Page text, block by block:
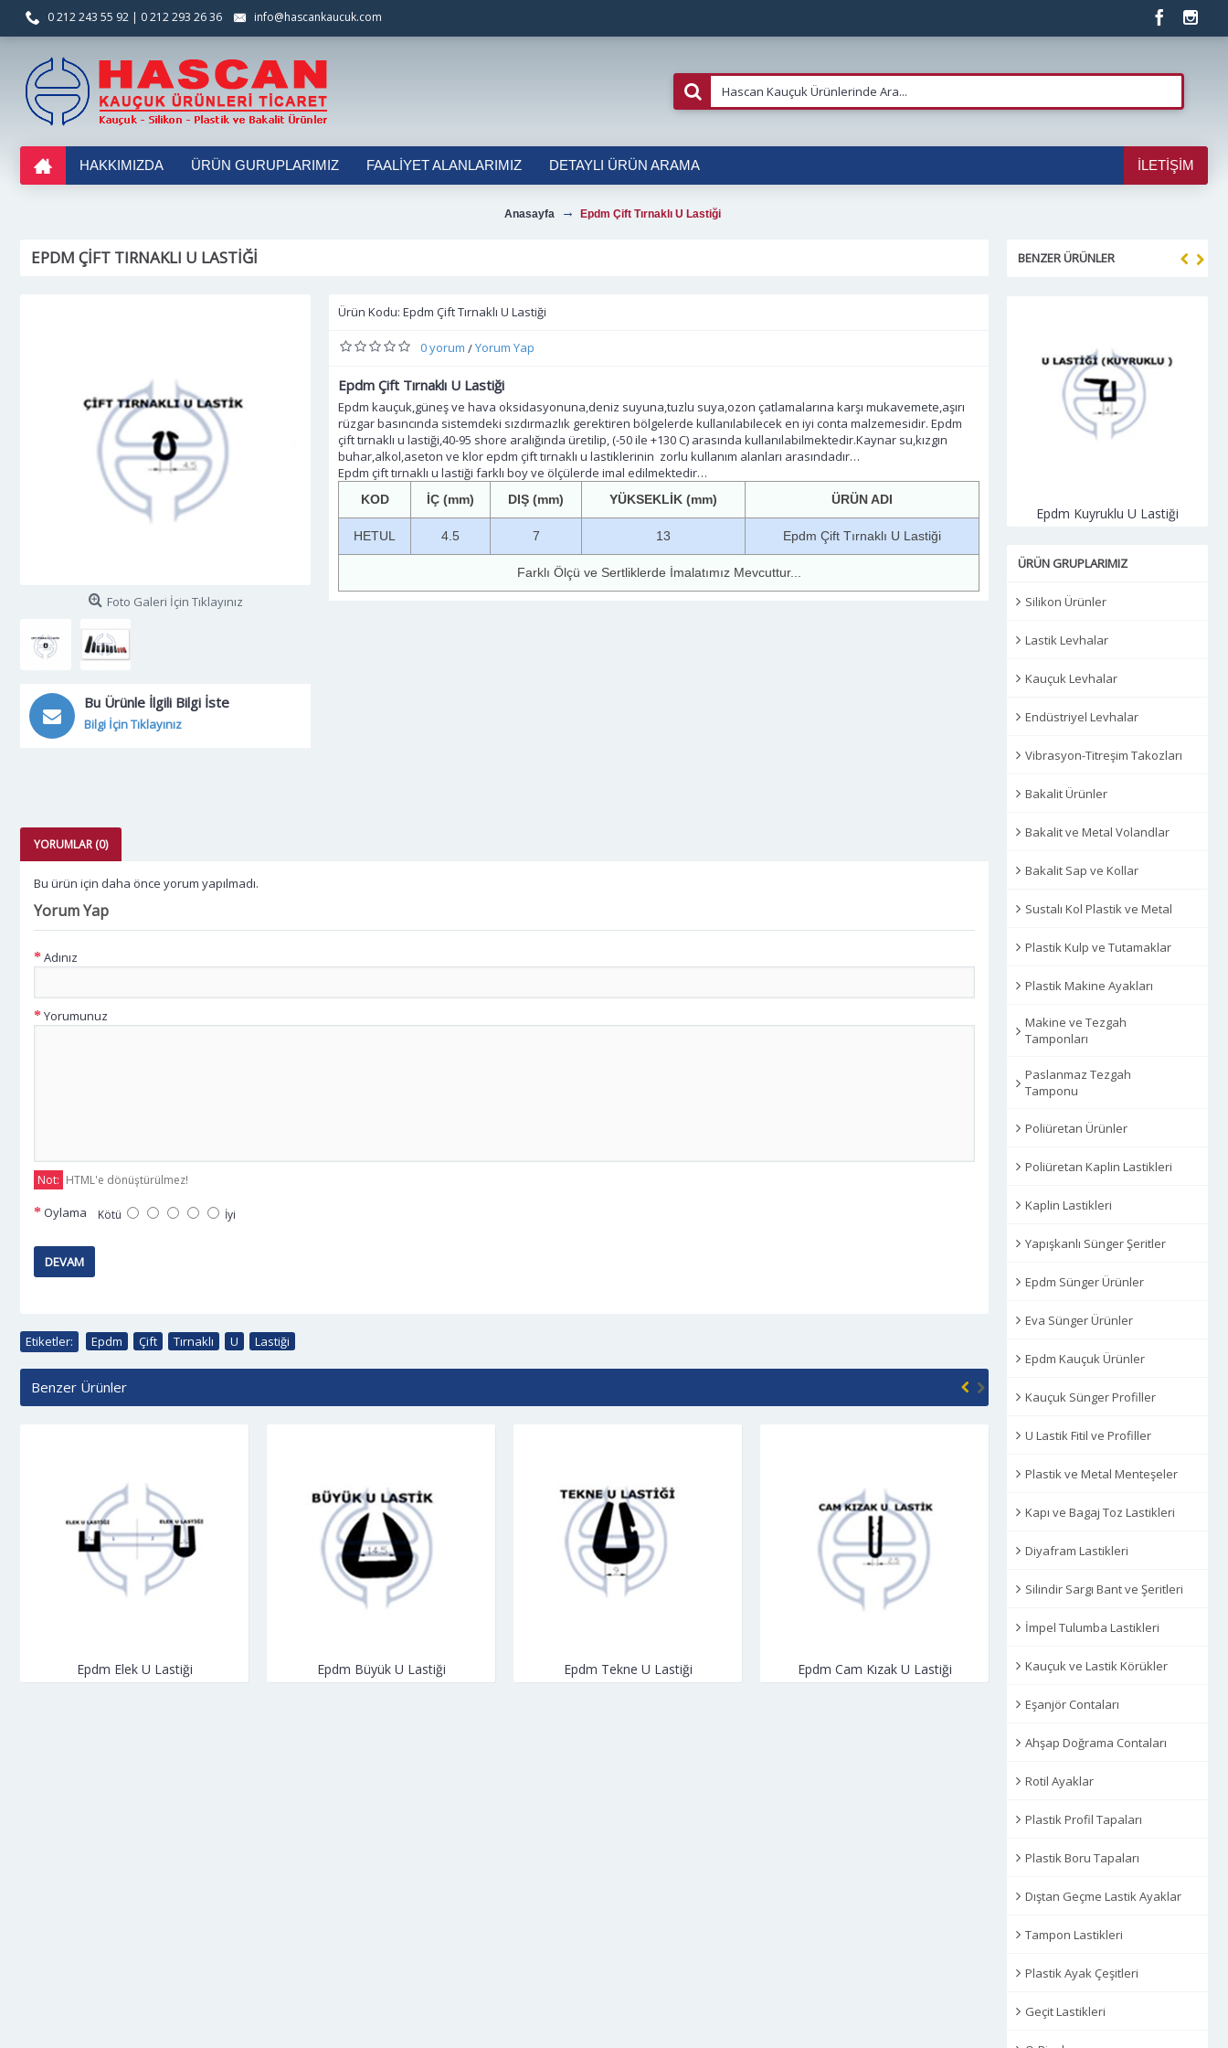
0 212 243 55 92 | 0 212 293 26 36 info@hascankaucuk.com
HAKKIMIZDA ÜRÜN GURUPLARIMIZ FAALIYET ALANLARIMIZ DETAYLI ÜRÜN ARAMA İLETIŞIM
Anasayfa Epdm Çift Tırnaklı U Lastiği
BENZER ÜRÜNLER
Epdm Pano U Lastiği Epdm Kuyruklu U Lastiği
ÜRÜN GRUPLARIMIZ
Silikon Ürünler
Lastik Levhalar
Kauçuk Levhalar
Endüstriyel Levhalar
Vibrasyon-Titreşim Takozları
Bakalit Ürünler
Bakalit ve Metal Volandlar
Bakalit Sap ve Kollar
Sustalı Kol Plastik ve Metal
Plastik Kulp ve Tutamaklar
Plastik Makine Ayakları
Makine ve Tezgah
Tamponları
Paslanmaz Tezgah
Tamponu
Poliüretan Ürünler
Poliüretan Kaplin Lastikleri
Kaplin Lastikleri
Yapışkanlı Sünger Şeritler
Epdm Sünger Ürünler
Eva Sünger Ürünler
Epdm Kauçuk Ürünler
Kauçuk Sünger Profiller
U Lastik Fitil ve Profiller
Plastik ve Metal Menteşeler
Kapı ve Bagaj Toz Lastikleri
Diyafram Lastikleri
Silindir Sargı Bant ve Şeritleri
İmpel Tulumba Lastikleri
Kauçuk ve Lastik Körükler
Eşanjör Contaları
Ahşap Doğrama Contaları
Rotil Ayaklar
Plastik Profil Tapaları
Plastik Boru Tapaları
Dıştan Geçme Lastik Ayaklar
Tampon Lastikleri
Plastik Ayak Çeşitleri
Geçit Lastikleri
EPDM ÇIFT TIRNAKLI U LASTIĞI
Foto Galeri İçin Tıklayınız
Bu Ürünle İlgili Bilgi İste
Bilgi İçin Tıklayınız
Ürün Kodu: Epdm Çift Tırnaklı U Lastiği
0 yorum /Yorum Yap
Epdm Çift Tırnaklı U Lastiği
Epdm kauçuk,güneş ve hava oksidasyonuna,deniz suyuna,tuzlu suya,ozon çatlamalarına karşı mukavemete,aşırı
rüzgar basıncında sistemdeki sızdırmazlık gerektiren bölgelerde kullanılabilecek en iyi conta malzemesidir. Epdm
çift tırnaklı u lastiği,40-95 shore aralığında üretilip, (-50 ile +130 C) arasında kullanılabilmektedir.Kaynar su,kızgın
buhar,alkol,aseton ve klor epdm çift tırnaklı u lastiklerinin zorlu kullanım alanları arasındadır…
Epdm çift tırnaklı u lastiği farklı boy ve ölçülerde imal edilmektedir…
KOD İÇ (mm) DIŞ (mm) YÜKSEKLİK (mm) ÜRÜN ADI
HETUL 4.5 7 13 Epdm Çift Tırnaklı U Lastiği
Farklı Ölçü ve Sertliklerde İmalatımız Mevcuttur...
YORUMLAR (0)
Bu ürün için daha önce yorum yapılmadı.
Yorum Yap
Adınız
Yorumunuz
Not: HTML'e dönüştürülmez!
Oylama Kötü İyi
DEVAM
Etiketler: Epdm Çift Tırnaklı U Lastiği
Benzer Ürünler
Epdm Elek U Lastiği Epdm Büyük U Lastiği Epdm Tekne U Lastiği Epdm Cam Kızak U Lastiği